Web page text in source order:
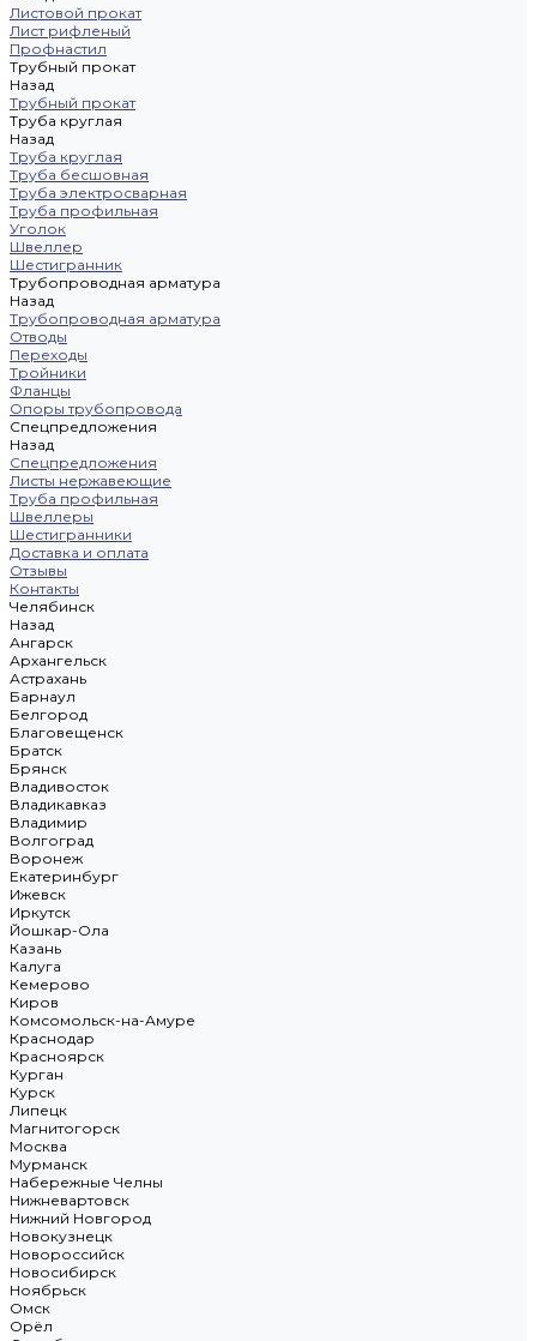
Листовой прокат
Лист рифленый
Профнастил
Трубный прокат
Назад
Трубный прокат
Труба круглая
Назад
Труба круглая
Труба бесшовная
Труба электросварная
Труба профильная
Уголок
Швеллер
Шестигранник
Трубопроводная арматура
Назад
Трубопроводная арматура
Отводы
Переходы
Тройники
Фланцы
Опоры трубопровода
Спецпредложения
Назад
Спецпредложения
Листы нержавеющие
Труба профильная
Швеллеры
Шестигранники
Доставка и оплата
Отзывы
Контакты
Челябинск
Назад
Ангарск
Архангельск
Астрахань
Барнаул
Белгород
Благовещенск
Братск
Брянск
Владивосток
Владикавказ
Владимир
Волгоград
Воронеж
Екатеринбург
Ижевск
Иркутск
Йошкар-Ола
Казань
Калуга
Кемерово
Киров
Комсомольск-на-Амуре
Краснодар
Красноярск
Курган
Курск
Липецк
Магнитогорск
Москва
Мурманск
Набережные Челны
Нижневартовск
Нижний Новгород
Новокузнецк
Новороссийск
Новосибирск
Ноябрьск
Омск
Орёл